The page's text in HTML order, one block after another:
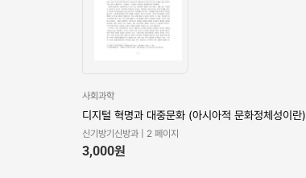
사회과학
디지털 혁명과 대중문화 (아시아적 문화정체성이란)
신기방기신방과 | 2 페이지
3,000원